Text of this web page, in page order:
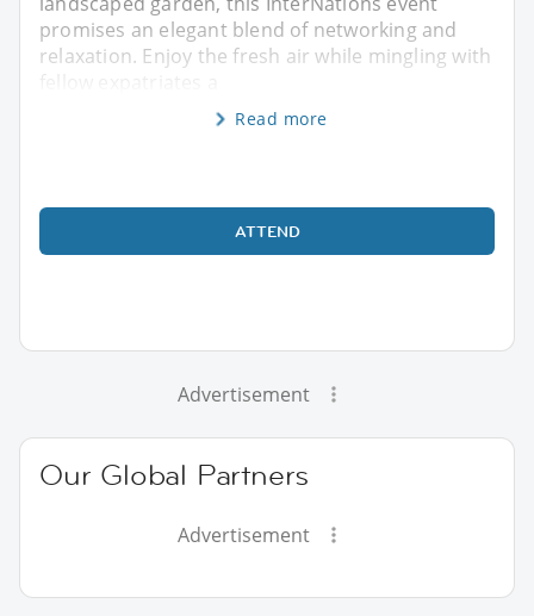
promises an elegant blend of networking and
relaxation. Enjoy the fresh air while mingling with
fellow expatriates a
Read more
ATTEND
Advertisement
Our Global Partners
Advertisement